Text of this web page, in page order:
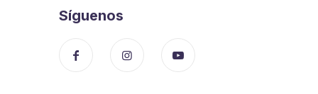
Síguenos